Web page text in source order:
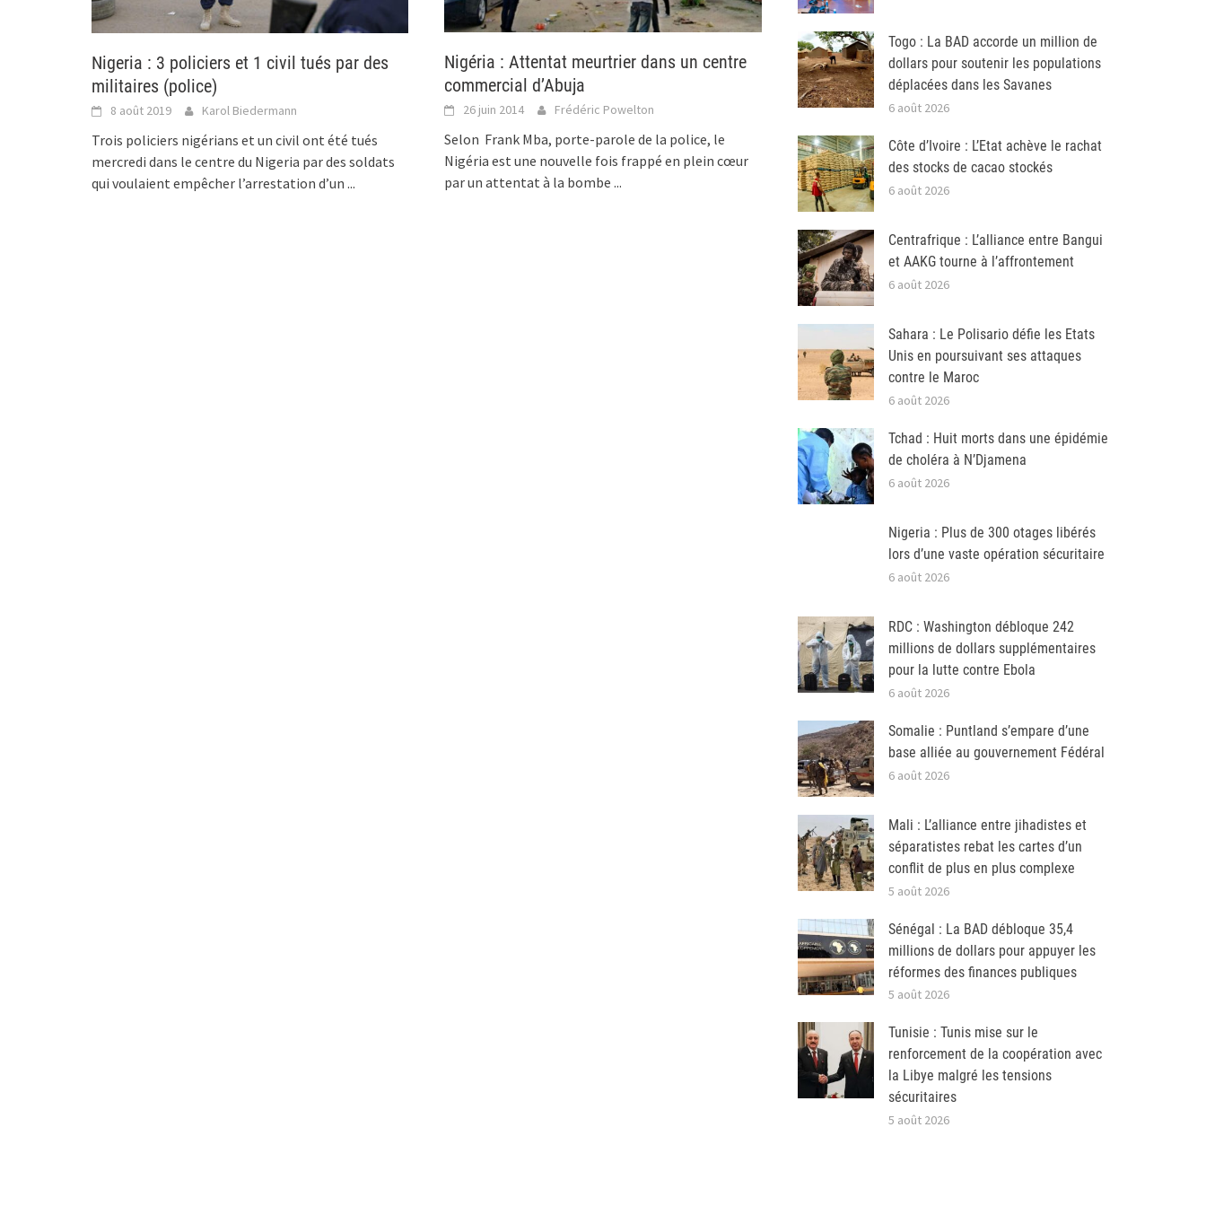
Nigeria : 3 policiers et 1 civil tués par des
militaires (police)
8 août 2019 Karol Biedermann
Trois policiers nigérians et un civil ont été tués
mercredi dans le centre du Nigeria par des soldats
qui voulaient empêcher l’arrestation d’un ...
Nigéria : Attentat meurtrier dans un centre
commercial d’Abuja
26 juin 2014 Frédéric Powelton
Selon Frank Mba, porte-parole de la police, le
Nigéria est une nouvelle fois frappé en plein cœur
par un attentat à la bombe...
Togo : La BAD accorde un million de
dollars pour soutenir les populations
déplacées dans les Savanes
6 août 2026
Côte d’Ivoire : L’Etat achève le rachat
des stocks de cacao stockés
6 août 2026
Centrafrique : L’alliance entre Bangui
et AAKG tourne à l’affrontement
6 août 2026
Sahara : Le Polisario défie les Etats
Unis en poursuivant ses attaques
contre le Maroc
6 août 2026
Tchad : Huit morts dans une épidémie
de choléra à N’Djamena
6 août 2026
Nigeria : Plus de 300 otages libérés
lors d’une vaste opération sécuritaire
6 août 2026
RDC : Washington débloque 242
millions de dollars supplémentaires
pour la lutte contre Ebola
6 août 2026
Somalie : Puntland s’empare d’une
base alliée au gouvernement Fédéral
6 août 2026
Mali : L’alliance entre jihadistes et
séparatistes rebat les cartes d’un
conflit de plus en plus complexe
5 août 2026
Sénégal : La BAD débloque 35,4
millions de dollars pour appuyer les
réformes des finances publiques
5 août 2026
Tunisie : Tunis mise sur le
renforcement de la coopération avec
la Libye malgré les tensions
sécuritaires
5 août 2026